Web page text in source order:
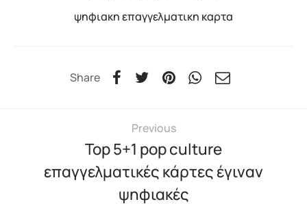
ψηφιακη επαγγελματικη καρτα
Share
Previous
Top 5+1 pop culture
επαγγελματικές κάρτες έγιναν
ψηφιακές